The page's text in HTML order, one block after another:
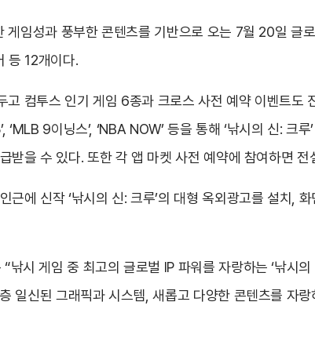
게임성과 풍부한 콘텐츠를 기반으로 오는 7월 20일 글
등 12개이다.
고 컴투스 인기 게임 6종과 크로스 사전 예약 이벤트도
‘MLB 9이닝스’, ‘NBA NOW’ 등을 통해 ‘낚시의 신: 크
받을 수 있다. 또한 각 앱 마켓 사전 예약에 참여하면 전
근에 신작 ‘낚시의 신: 크루’의 대형 옥외광고를 설치,
낚시 게임 중 최고의 글로벌 IP 파워를 자랑하는 ‘낚시
일신된 그래픽과 시스템, 새롭고 다양한 콘텐츠를 자